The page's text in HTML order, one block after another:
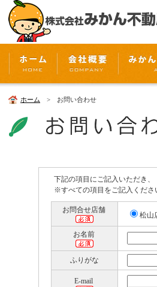
ホーム > お問い合わせ
下記の項目にご記入いただき
※すべての項目をご記入くださ
お問合せ店舗
松山
お名前
ふりがな
E-mail